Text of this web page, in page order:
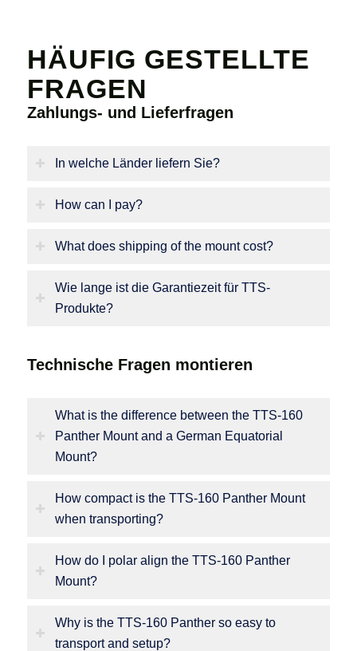
HÄUFIG GESTELLTE
FRAGEN
Zahlungs- und Lieferfragen
In welche Länder liefern Sie?
How can I pay?
What does shipping of the mount cost?
Wie lange ist die Garantiezeit für TTS-
Produkte?
Technische Fragen montieren
What is the difference between the TTS-160
Panther Mount and a German Equatorial
Mount?
How compact is the TTS-160 Panther Mount
when transporting?
How do I polar align the TTS-160 Panther
Mount?
Why is the TTS-160 Panther so easy to
transport and setup?